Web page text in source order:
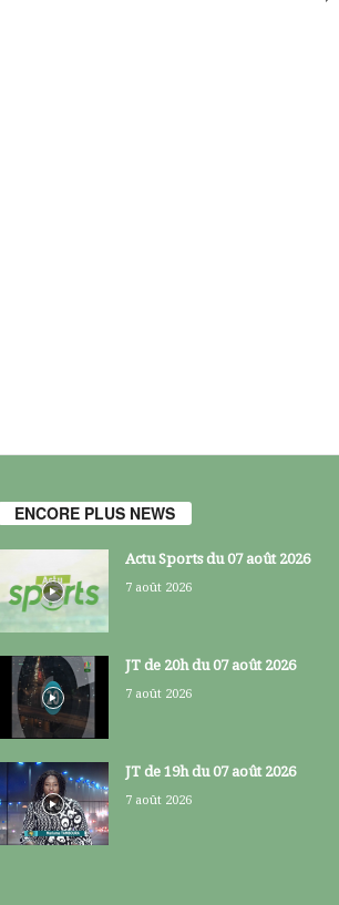
ENCORE PLUS NEWS
Actu Sports du 07 août 2026
7 août 2026
JT de 20h du 07 août 2026
7 août 2026
JT de 19h du 07 août 2026
7 août 2026